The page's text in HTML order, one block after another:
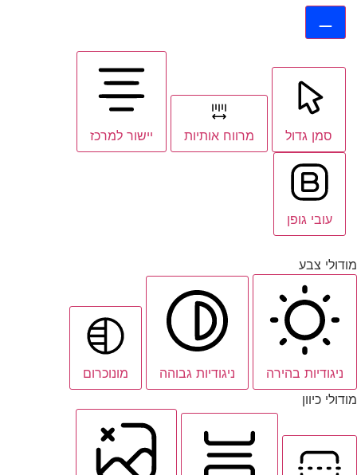
סמן גדול מרווח אותיות יישור למרכז
עובי גופן
מודולי צבע
ניגודיות בהירה ניגודיות גבוהה
מונוכרום
מודולי כיוון